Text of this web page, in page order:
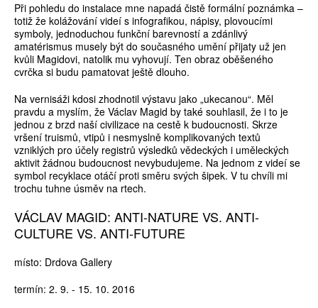
Při pohledu do instalace mne napadá čistě formální poznámka –
totiž že kolážování videí s infografikou, nápisy, plovoucími
symboly, jednoduchou funkční barevností a zdánlivý
amatérismus musely být do současného umění přijaty už jen
kvůli Magidovi, natolik mu vyhovují. Ten obraz oběšeného
cvrčka si budu pamatovat ještě dlouho.
Na vernisáži kdosi zhodnotil výstavu jako „ukecanou“. Měl
pravdu a myslím, že Václav Magid by také souhlasil, že i to je
jednou z brzd naší civilizace na cestě k budoucnosti. Skrze
vršení truismů, vtipů i nesmyslně komplikovaných textů
vzniklých pro účely registrů výsledků vědeckých i uměleckých
aktivit žádnou budoucnost nevybudujeme. Na jednom z videí se
symbol recyklace otáčí proti směru svých šipek. V tu chvíli mi
trochu tuhne úsměv na rtech.
VÁCLAV MAGID: ANTI-NATURE VS. ANTI-
CULTURE VS. ANTI-FUTURE
místo: Drdova Gallery
termín: 2. 9. - 15. 10. 2016